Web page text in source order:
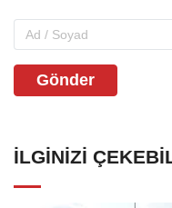
Gönder
İLGINIZI